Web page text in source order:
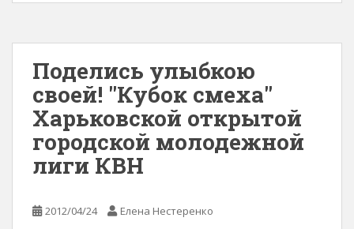
Поделись улыбкою
своей! "Кубок смеха"
Харьковской открытой
городской молодежной
лиги КВН
2012/04/24 Елена Нестеренко